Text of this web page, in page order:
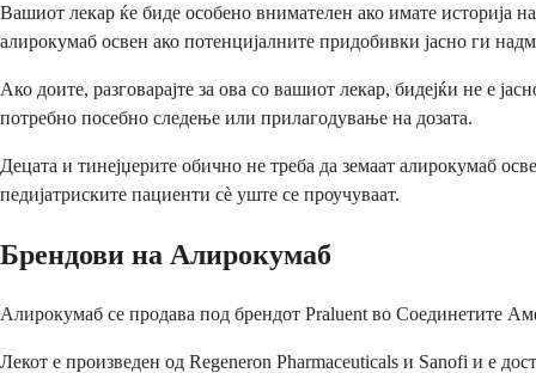
Вашиот лекар ќе биде особено внимателен ако имате историја
алирокумаб освен ако потенцијалните придобивки јасно ги
Ако доите, разговарајте за ова со вашиот лекар, бидејќи не е
потребно посебно следење или прилагодување на дозата.
Децата и тинејџерите обично не треба да земаат алирокумаб
педијатриските пациенти сè уште се проучуваат.
Брендови на Алирокумаб
Алирокумаб се продава под брендот Praluent во Соединетите
Лекот е произведен од Regeneron Pharmaceuticals и Sanofi и е